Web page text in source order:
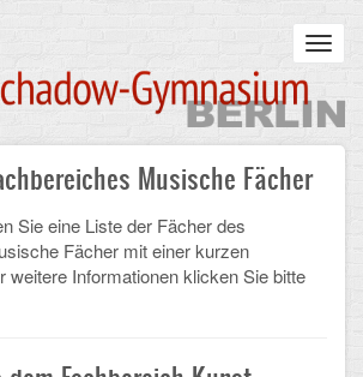
Musische Fächer
Sie eine Liste der Fächer des
Fächer mit einer kurzen
weitere Informationen klicken Sie bitte